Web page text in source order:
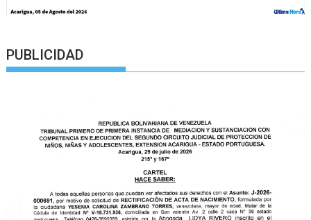
PUBLICIDAD